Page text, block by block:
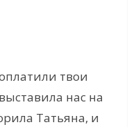
твои
нас на
Татьяна, и